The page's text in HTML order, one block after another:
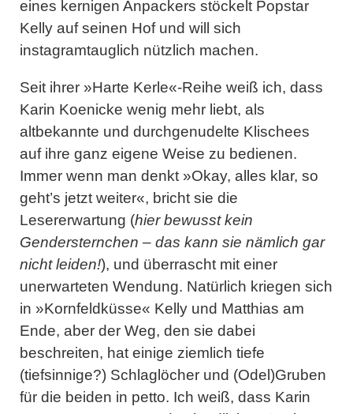
eines kernigen Anpackers stöckelt Popstar
Kelly auf seinen Hof und will sich
instagramtauglich nützlich machen.
Seit ihrer »Harte Kerle«-Reihe weiß ich, dass
Karin Koenicke wenig mehr liebt, als
altbekannte und durchgenudelte Klischees
auf ihre ganz eigene Weise zu bedienen.
Immer wenn man denkt »Okay, alles klar, so
geht’s jetzt weiter«, bricht sie die
Lesererwartung (hier bewusst kein
Gendersternchen – das kann sie nämlich gar
nicht leiden!), und überrascht mit einer
unerwarteten Wendung. Natürlich kriegen sich
in »Kornfeldküsse« Kelly und Matthias am
Ende, aber der Weg, den sie dabei
beschreiten, hat einige ziemlich tiefe
(tiefsinnige?) Schlaglöcher und (Odel)Gruben
für die beiden in petto. Ich weiß, dass Karin